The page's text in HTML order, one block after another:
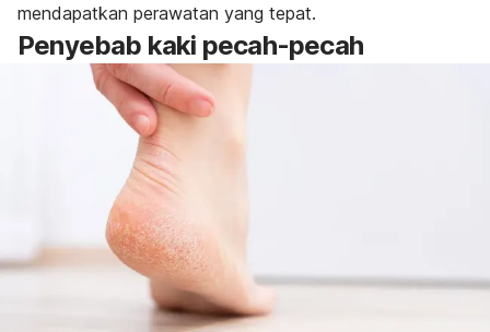
mendapatkan perawatan yang tepat.
Penyebab kaki pecah-pecah